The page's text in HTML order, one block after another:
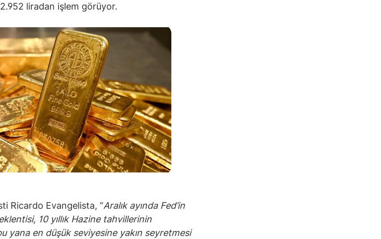
liradan işlem görüyor.
Ricardo Evangelista, “Aralık ayında Fed’in
10 yıllık Hazine tahvillerinin
yana en düşük seviyesine yakın seyretmesi